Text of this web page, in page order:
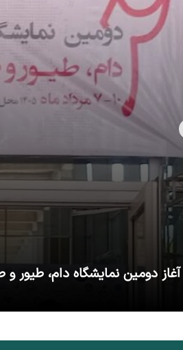
آغاز دومین نمایشگاه دام، طیور